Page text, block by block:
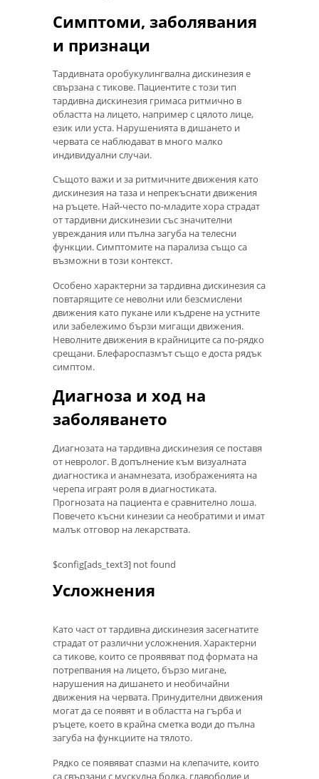
Симптоми, заболявания
и признаци
Тардивната оробукулингвална дискинезия е
свързана с тикове. Пациентите с този тип
тардивна дискинезия гримаса ритмично в
областта на лицето, например с цялото лице,
език или уста. Нарушенията в дишането и
червата се наблюдават в много малко
индивидуални случаи.
Същото важи и за ритмичните движения като
дискинезия на таза и непрекъснати движения
на ръцете. Най-често по-младите хора страдат
от тардивни дискинезии със значителни
увреждания или пълна загуба на телесни
функции. Симптомите на парализа също са
възможни в този контекст.
Особено характерни за тардивна дискинезия са
повтарящите се неволни или безсмислени
движения като пукане или къдрене на устните
или забележимо бързи мигащи движения.
Неволните движения в крайниците са по-рядко
срещани. Блефароспазмът също е доста рядък
симптом.
Диагноза и ход на
заболяването
Диагнозата на тардивна дискинезия се поставя
от невролог. В допълнение към визуалната
диагностика и анамнезата, изображенията на
черепа играят роля в диагностиката.
Прогнозата на пациента е сравнително лоша.
Повечето късни кинезии са необратими и имат
малък отговор на лекарствата.
$config[ads_text3] not found
Усложнения
Като част от тардивна дискинезия засегнатите
страдат от различни усложнения. Характерни
са тикове, които се проявяват под формата на
потрепвания на лицето, бързо мигане,
нарушения на дишането и необичайни
движения на червата. Принудителни движения
могат да се появят и в областта на гърба и
ръцете, което в крайна сметка води до пълна
загуба на функциите на тялото.
Рядко се появяват спазми на клепачите, които
са свързани с мускулна болка, главоболие и